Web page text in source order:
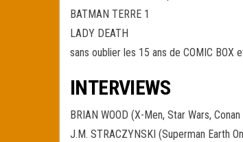
BATMAN TERRE 1
LADY DEATH
sans oublier les 15 ans de COMIC BOX
INTERVIEWS
BRIAN WOOD (X-Men, Star Wars,
J.M. STRACZYNSKI (Superman Earth